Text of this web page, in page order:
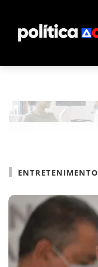
ENTRETENIMENTO